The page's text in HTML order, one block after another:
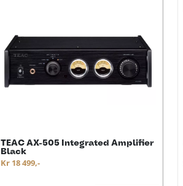
TEAC AX-505 Integrated Amplifier
Black
Kr 18 499,-